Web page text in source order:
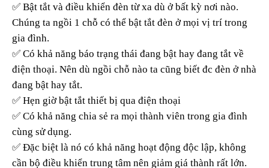
✅ Bật tắt và điều khiển đèn từ xa dù ở bất kỳ nơi nào.
Chúng ta ngồi 1 chỗ có thể bật tắt đèn ở mọi vị trí trong
gia đình.
✅ Có khả năng báo trạng thái đang bật hay đang tắt về
điện thoại. Nên dù ngồi chỗ nào ta cũng biết đc đèn ở nhà
đang bật hay tắt.
✅ Hẹn giờ bật tắt thiết bị qua điện thoại
✅ Có khả năng chia sẻ ra mọi thành viên trong gia đình
cùng sử dụng.
✅ Đặc biệt là nó có khả năng hoạt động độc lập, không
cần bộ điều khiển trung tâm nên giảm giá thành rất lớn.